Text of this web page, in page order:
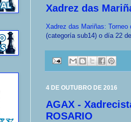
Xadrez das
Xadrez das Mariñas: Torneo
(categoría sub14) o día 22
4 DE OUTUBRO DE 2016
AGAX -
ROSARIO